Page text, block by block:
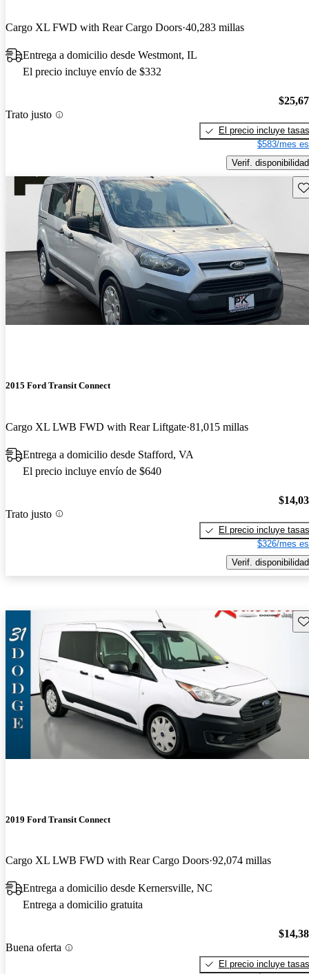
Cargo XL FWD with Rear Cargo Doors 40,283 millas
Entrega a domicilio desde Westmont, IL
El precio incluye envío de $332
Trato justo
El precio incluye tasas
$583/mes
Verif. disponibilidad
2015 Ford Transit Connect
Cargo XL LWB FWD with Rear Liftgate 81,015 millas
Entrega a domicilio desde Stafford, VA
El precio incluye envío de $640
Trato justo
El precio incluye tasas
$326/mes
Verif. disponibilidad
2019 Ford Transit Connect
Cargo XL LWB FWD with Rear Cargo Doors 92,074 millas
Entrega a domicilio desde Kernersville, NC
Entrega a domicilio gratuita
Buena oferta
El precio incluye tasas